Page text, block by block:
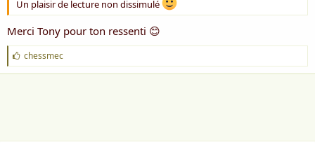
Un plaisir de lecture non dissimulé
Merci Tony pour ton ressenti 😊
J
'
a
chessmec